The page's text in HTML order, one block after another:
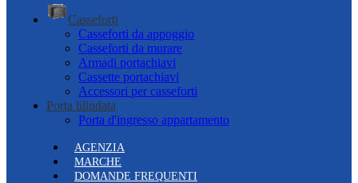
Casseforti
Casseforti da appoggio
Casseforti da murare
Armadi portachiavi
Cassette portachiavi
Accessori per casseforti
Porta blindata
Porta d'ingresso appartamento
AGENZIA
MARCHE
DOMANDE FREQUENTI